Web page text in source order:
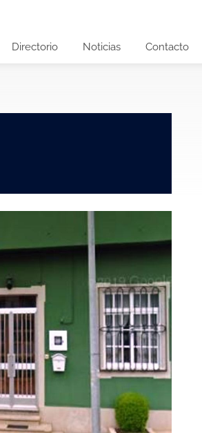
Directorio Noticias Contacto